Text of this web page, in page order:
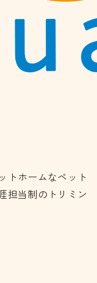
トホームなペット
担当制のトリミン